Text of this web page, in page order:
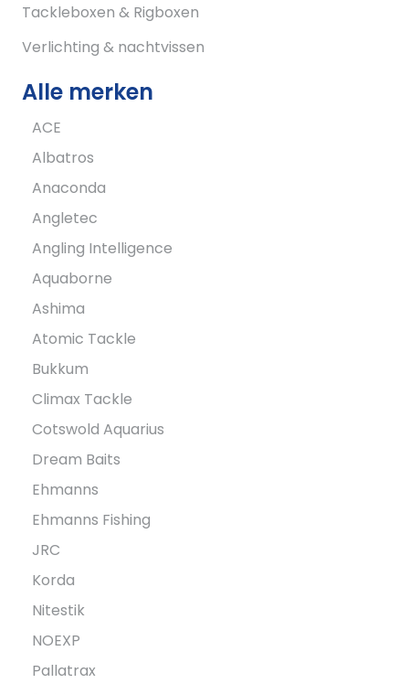
Tackleboxen & Rigboxen
Verlichting & nachtvissen
Alle merken
ACE
Albatros
Anaconda
Angletec
Angling Intelligence
Aquaborne
Ashima
Atomic Tackle
Bukkum
Climax Tackle
Cotswold Aquarius
Dream Baits
Ehmanns
Ehmanns Fishing
JRC
Korda
Nitestik
NOEXP
Pallatrax